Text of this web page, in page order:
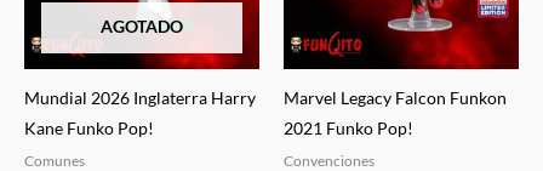
AGOTADO
Mundial 2026 Inglaterra Harry
Kane Funko Pop!
Comunes
Marvel Legacy Falcon Funkon
2021 Funko Pop!
Convenciones